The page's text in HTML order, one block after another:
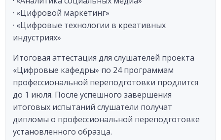
· «Цифровой маркетинг»
· «Цифровые технологии в креативных
индустриях»
Итоговая аттестация для слушателей проекта
«Цифровые кафедры» по 24 программам
профессиональной переподготовки продлится
до 1 июля. После успешного завершения
итоговых испытаний слушатели получат
дипломы о профессиональной переподготовке
установленного образца.